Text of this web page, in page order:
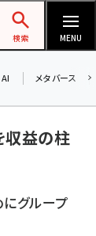
ラム
検索 MENU
AI メタバース
収益の柱
グループ